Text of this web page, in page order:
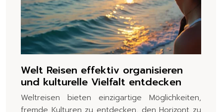
Welt Reisen effektiv organisieren
und kulturelle Vielfalt entdecken
Weltreisen bieten einzigartige Möglichkeiten,